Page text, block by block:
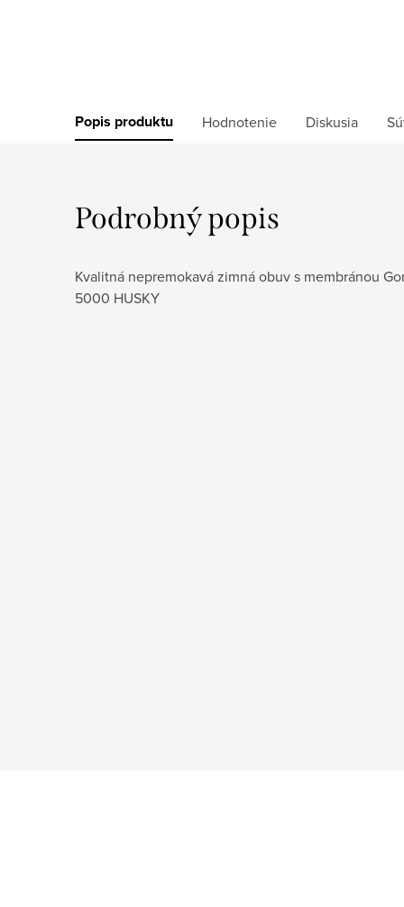
Popis produktu Hodnotenie Diskusia
Podrobný popis
Kvalitná nepremokavá zimná obuv s membránou
5000 HUSKY